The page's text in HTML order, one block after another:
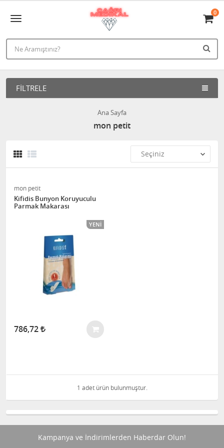
0
FILTRELE
Ana Sayfa
mon petit
mon petit
Kifidis Bunyon Koruyuculu
Parmak Makarası
YENI
786,72
1 adet ürün bulunmuştur.
Kampanya ve İndirimlerden Haberdar Olun!